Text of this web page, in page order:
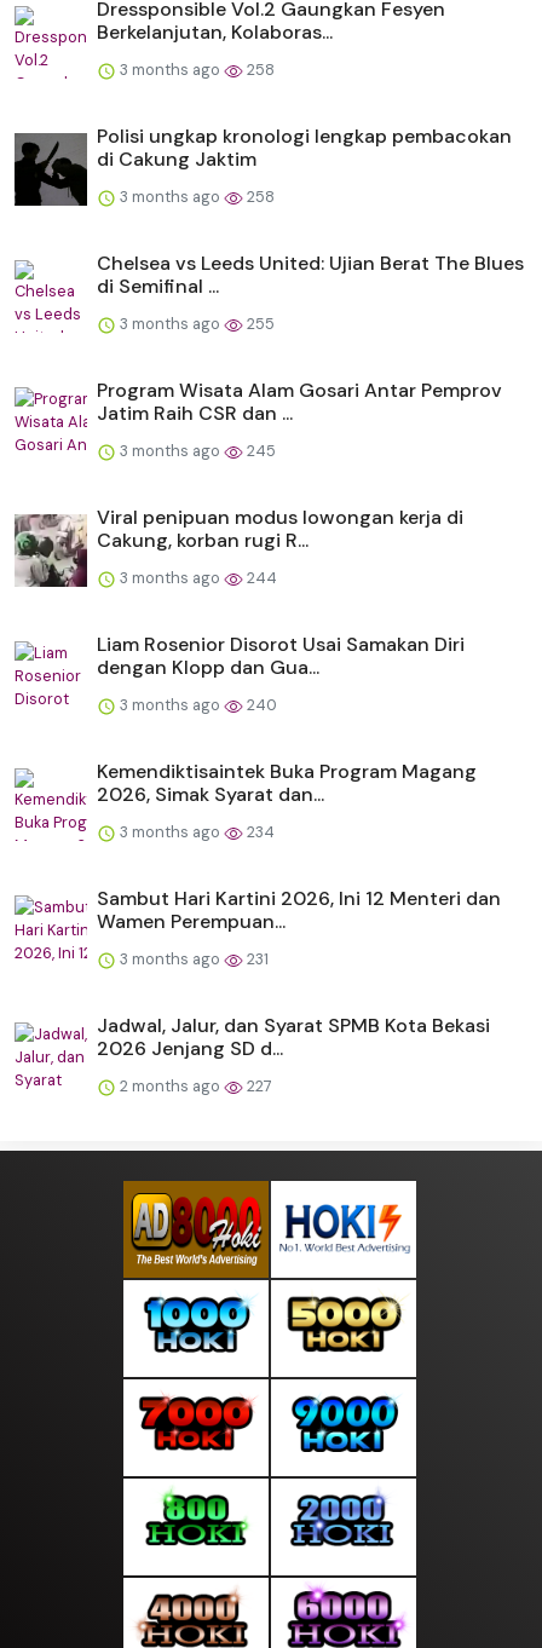
Dressponsible Vol.2 Gaungkan Fesyen
Berkelanjutan, Kolaboras...
3 months ago 258
Polisi ungkap kronologi lengkap pembacokan
di Cakung Jaktim
3 months ago 258
Chelsea vs Leeds United: Ujian Berat The Blues
di Semifinal ...
3 months ago 255
Program Wisata Alam Gosari Antar Pemprov
Jatim Raih CSR dan ...
3 months ago 245
Viral penipuan modus lowongan kerja di
Cakung, korban rugi R...
3 months ago 244
Liam Rosenior Disorot Usai Samakan Diri
dengan Klopp dan Gua...
3 months ago 240
Kemendiktisaintek Buka Program Magang
2026, Simak Syarat dan...
3 months ago 234
Sambut Hari Kartini 2026, Ini 12 Menteri dan
Wamen Perempuan...
3 months ago 231
Jadwal, Jalur, dan Syarat SPMB Kota Bekasi
2026 Jenjang SD d...
2 months ago 227